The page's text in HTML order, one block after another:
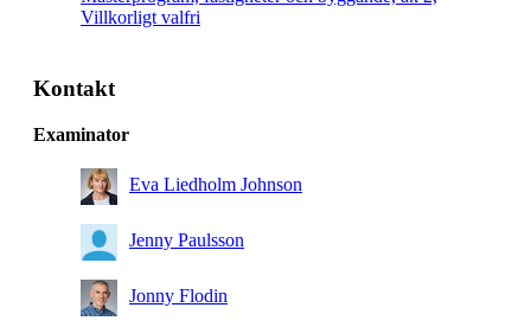
Villkorligt valfri
Kontakt
Examinator
Eva Liedholm Johnson
Jenny Paulsson
Jonny Flodin